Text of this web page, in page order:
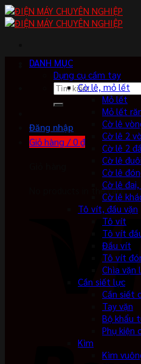
Skip
to
Tìm
kiếm:
Đăng nhập
Giỏ hàng /0 ₫
No products in the cart.
DANH MỤC
Dụng cụ cầm tay
Cờ lê, mỏ lết
Mỏ lết
Mỏ lết
Cờ lê
Cờ lê 2
Cờ lê 2
Cờ lê
Cờ lê
Cờ lê
Cờ lê
Tô vít, đầu vặn
Tô vít
Tô vít
Đầu vít
Tô vít
Chìa vặn
Cần siết lực
Cần siết
Tay vặn
Bộ khẩu
Phụ kiện
Kìm
Kìm